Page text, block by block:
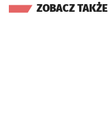
ZOBACZ TAKŻE